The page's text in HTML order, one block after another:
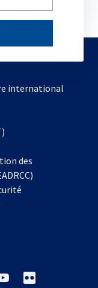
international
des
s’ouvre